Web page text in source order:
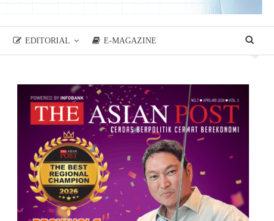
EDITORIAL E-MAGAZINE